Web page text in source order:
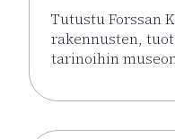
Tutustu Forssan
rakennusten,
tarinoihin
Lue lisää